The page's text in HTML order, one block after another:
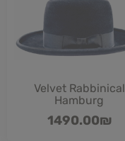
Velvet Rabbinical
Hamburg
1490.00₪